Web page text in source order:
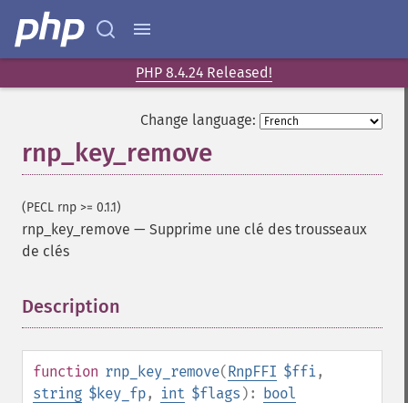
PHP 8.4.24 Released!
Change language:
rnp_key_remove
(PECL rnp >= 0.1.1)
rnp_key_remove — Supprime une clé des trousseaux
de clés
Description
function rnp_key_remove(RnpFFI $ffi,
string $key_fp, int $flags ): bool